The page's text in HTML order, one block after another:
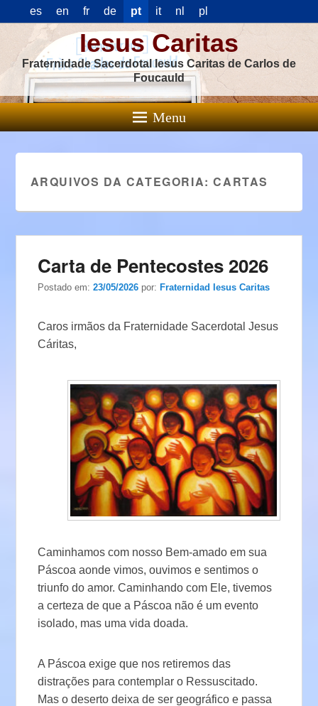
es en fr de pt it nl pl
Iesus Caritas
Fraternidade Sacerdotal Iesus Caritas de Carlos de
Foucauld
Menu
ARQUIVOS DA CATEGORIA:CARTAS
Carta de Pentecostes 2026
Postado em:23/05/2026 por: Fraternidad Iesus Caritas
Caros irmãos da Fraternidade Sacerdotal Jesus
Cáritas,
Caminhamos com nosso Bem-amado em sua
Páscoa aonde vimos, ouvimos e sentimos o
triunfo do amor. Caminhando com Ele, tivemos
a certeza de que a Páscoa não é um evento
isolado, mas uma vida doada.
A Páscoa exige que nos retiremos das
distrações para contemplar o Ressuscitado.
Mas o deserto deixa de ser geográfico e passa